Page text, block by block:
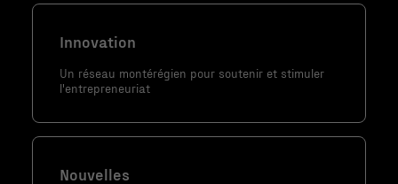
Innovation
Un réseau montérégien pour soutenir et stimuler
l'entrepreneuriat
Nouvelles